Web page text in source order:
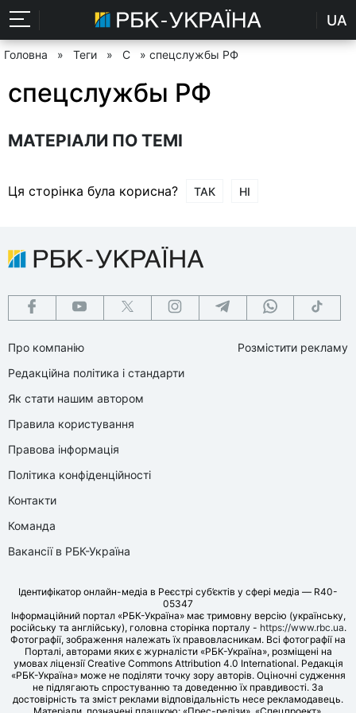
UA
Головна » Теги » С » спецслужбы РФ
спецслужбы РФ
МАТЕРІАЛИ ПО ТЕМІ
Ця сторінка була корисна? ТАК НІ
Про компанію
Редакційна політика і стандарти
Як стати нашим автором
Правила користування
Правова інформація
Політика конфіденційності
Контакти
Команда
Вакансії в РБК-Україна
Розмістити рекламу
Ідентифікатор онлайн-медіа в Реєстрі суб’єктів у сфері медіа — R40-
05347
Інформаційний портал «РБК-Україна» має тримовну версію (українську,
російську та англійську), головна сторінка порталу - https://www.rbc.ua.
Фотографії, зображення належать їх правовласникам. Всі фотографії на
Порталі, авторами яких є журналісти «РБК-Україна», розміщені на
умовах ліцензії Creative Commons Attribution 4.0 International. Редакція
«РБК-Україна» може не поділяти точку зору авторів. Оціночні судження
не підлягають спростуванню та доведенню їх правдивості. За
достовірність та зміст реклами відповідальність несе рекламодавець.